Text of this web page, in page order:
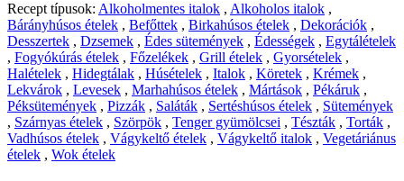
Recept típusok: Alkoholmentes italok , Alkoholos italok ,
Bárányhúsos ételek , Befőttek , Birkahúsos ételek , Dekorációk ,
Desszertek , Dzsemek , Édes sütemények , Édességek , Egytálételek
, Fogyókúrás ételek , Főzelékek , Grill ételek , Gyorsételek ,
Halételek , Hidegtálak , Húsételek , Italok , Köretek , Krémek ,
Lekvárok , Levesek , Marhahúsos ételek , Mártások , Pékáruk ,
Péksütemények , Pizzák , Saláták , Sertéshúsos ételek , Sütemények
, Szárnyas ételek , Szörpök , Tenger gyümölcsei , Tészták , Torták ,
Vadhúsos ételek , Vágykeltő ételek , Vágykeltő italok , Vegetáriánus
ételek , Wok ételek